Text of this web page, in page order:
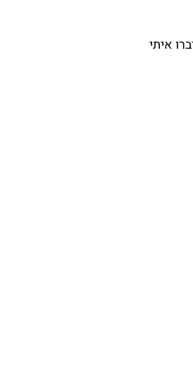
איתי